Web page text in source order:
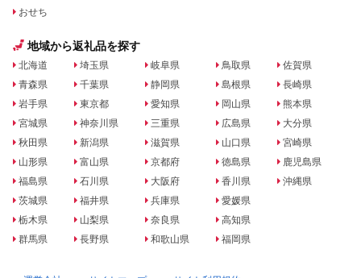
おせち
地域から返礼品を探す
北海道
青森県
岩手県
宮城県
秋田県
山形県
福島県
茨城県
栃木県
群馬県
埼玉県
千葉県
東京都
神奈川県
新潟県
富山県
石川県
福井県
山梨県
長野県
岐阜県
静岡県
愛知県
三重県
滋賀県
京都府
大阪府
兵庫県
奈良県
和歌山県
鳥取県
島根県
岡山県
広島県
山口県
徳島県
香川県
愛媛県
高知県
福岡県
佐賀県
長崎県
熊本県
大分県
宮崎県
鹿児島県
沖縄県